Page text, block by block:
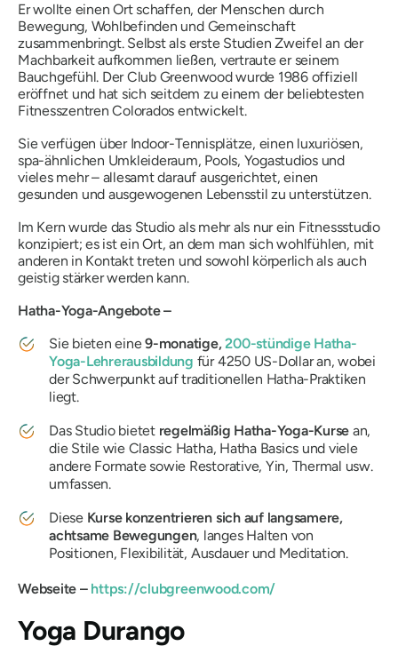
Er wollte einen Ort schaffen, der Menschen durch
Bewegung, Wohlbefinden und Gemeinschaft
zusammenbringt. Selbst als erste Studien Zweifel an der
Machbarkeit aufkommen ließen, vertraute er seinem
Bauchgefühl. Der Club Greenwood wurde 1986 offiziell
eröffnet und hat sich seitdem zu einem der beliebtesten
Fitnesszentren Colorados entwickelt.
Sie verfügen über Indoor-Tennisplätze, einen luxuriösen,
spa-ähnlichen Umkleideraum, Pools, Yogastudios und
vieles mehr – allesamt darauf ausgerichtet, einen
gesunden und ausgewogenen Lebensstil zu unterstützen.
Im Kern wurde das Studio als mehr als nur ein Fitnessstudio
konzipiert; es ist ein Ort, an dem man sich wohlfühlen, mit
anderen in Kontakt treten und sowohl körperlich als auch
geistig stärker werden kann.
Hatha-Yoga-Angebote –
Sie bieten eine9-monatige,200-stündige Hatha-
Yoga-Lehrerausbildung für 4250 US-Dollar an, wobei
der Schwerpunkt auf traditionellen Hatha-Praktiken
liegt.
Das Studio bietet regelmäßig Hatha-Yoga-Kurse an,
die Stile wie Classic Hatha, Hatha Basics und viele
andere Formate sowie Restorative, Yin, Thermal usw.
umfassen.
Diese Kurse konzentrieren sich auf langsamere,
achtsame Bewegungen, langes Halten von
Positionen, Flexibilität, Ausdauer und Meditation.
Webseite – https://clubgreenwood.com/
Yoga Durango